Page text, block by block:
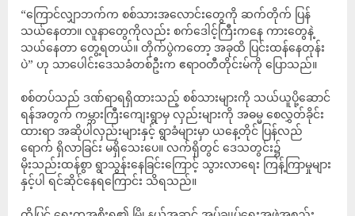
“ကြောင်လျှာဘက်က စစ်သားအလောင်းတွေကို ဆက်တိုက် ပြန်
သယ်နေတာ။ လူနာတွေကိုလည်း စက်ဒေါင့်ကြီးကနေ ကားတွေနဲ့
သယ်နေတာ တွေ့ရတယ်။ တိုက်ပွဲကတော့ အခုထိ ပြင်းထန်နေတုန်း
ပဲ” ဟု သာပေါင်းဒေသခံတစ်ဦးက ဧရာဝတီတိုင်းမ်ကို ပြောသည်။
‎စစ်တပ်သည် ဒဏ်ရာရရှိထားသည့် စစ်သားများကို သယ်ယူပို့ဆောင်
ရန်အတွက် ကမ္ဘားကြီးကျေးရွာမှ လှည်းများကို အဓမ္မ စေလွှတ်ခိုင်း
ထားရာ အဆိုပါလှည်းများနှင့် ရွာခံများမှာ ယနေ့တိုင် ပြန်လည်
ရောက် ရှိလာခြင်း မရှိသေးပေ။ လက်ရှိတွင် ဒေသတွင်း၌
မိုးသည်းထန်စွာ ရွာသွန်းနေခြင်းကြောင့် သွားလာရေး ကြန့်ကြာမှုများ
နှင့်ပါ ရင်ဆိုင်နေရကြောင်း သိရသည်။